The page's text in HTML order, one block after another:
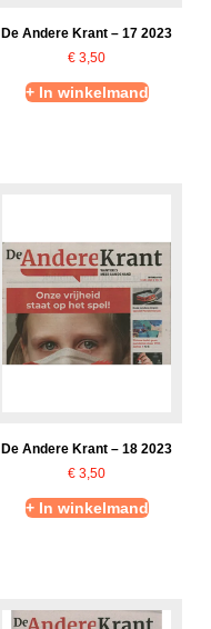
De Andere Krant – 17 2023
€ 3,50
+ In winkelmand
De Andere Krant – 18 2023
€ 3,50
+ In winkelmand